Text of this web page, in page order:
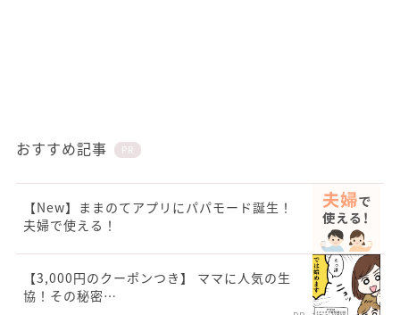
おすすめ記事 PR
【New】ままのてアプリにパパモード誕生！
夫婦で使える！
【3,000円のクーポンつき】 ママに人気の生
協！その秘密…